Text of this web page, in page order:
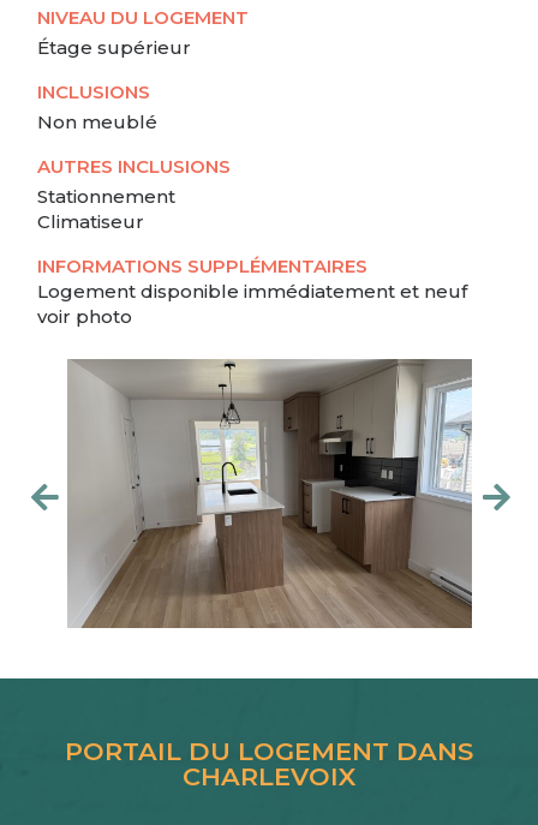
NIVEAU DU LOGEMENT
Étage supérieur
INCLUSIONS
Non meublé
AUTRES INCLUSIONS
Stationnement
Climatiseur
INFORMATIONS SUPPLÉMENTAIRES
Logement disponible immédiatement et neuf
voir photo
PORTAIL DU LOGEMENT DANS
CHARLEVOIX